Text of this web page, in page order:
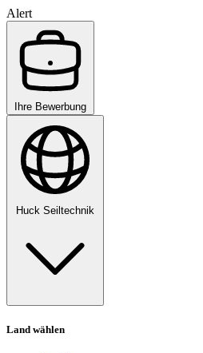
Alert
Ihre Bewerbung
Huck Seiltechnik
Land wählen